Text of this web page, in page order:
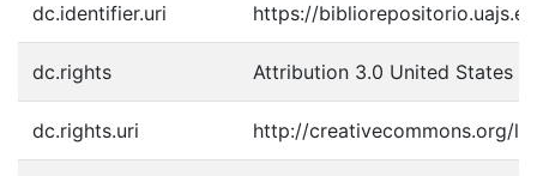
dc.identifier.uri https://
dc.rights Attribution 3.0 United States
dc.rights.uri http://creativecommons.org/